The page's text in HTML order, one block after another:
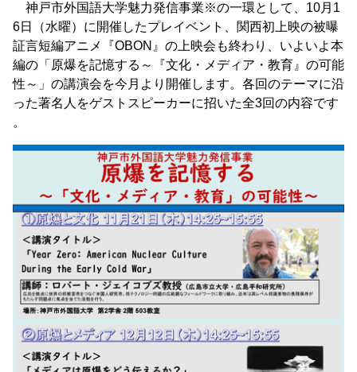
神戸市外国語大学魅力発信事業※の一環として、10月1
6日（水曜）に開催したプレイベント、関西初上映の被曝
証言短編アニメ『OBON』の上映会も終わり、いよいよ本
編の「原爆を記憶する～『文化・メディア・教育』の可能
性～」の講演会を今月より開催します。各回のテーマに沿
った著名人をゲストスピーカーに招いた全3回の内容です
。